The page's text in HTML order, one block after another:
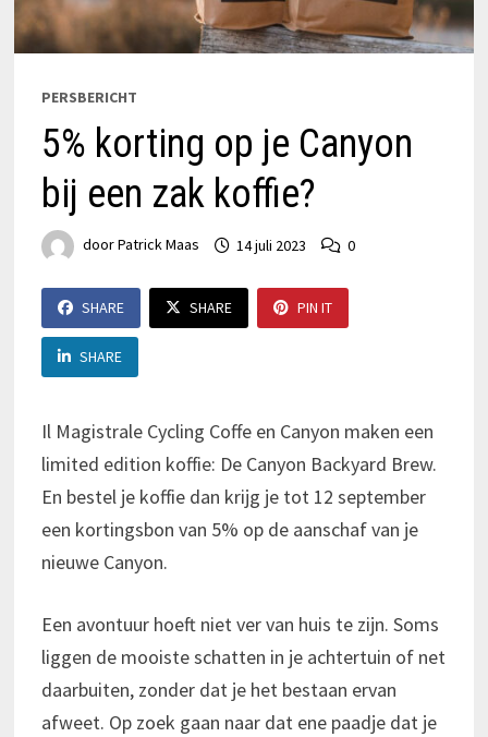
PERSBERICHT
5% korting op je Canyon
bij een zak koffie?
doorPatrick Maas 14 juli 2023 0
SHARE SHARE PIN IT
SHARE
Il Magistrale Cycling Coffe en Canyon maken een
limited edition koffie: De Canyon Backyard Brew.
En bestel je koffie dan krijg je tot 12 september
een kortingsbon van 5% op de aanschaf van je
nieuwe Canyon.
Een avontuur hoeft niet ver van huis te zijn. Soms
liggen de mooiste schatten in je achtertuin of net
daarbuiten, zonder dat je het bestaan ervan
afweet. Op zoek gaan naar dat ene paadje dat je